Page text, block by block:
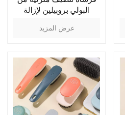
البولي بروبيلين لإزالة
عرض المزيد